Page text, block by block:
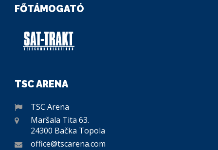
FŐTÁMOGATÓ
TSC ARENA
TSC Arena
Maršala Tita 63.
24300 Bačka Topola
office@tscarena.com